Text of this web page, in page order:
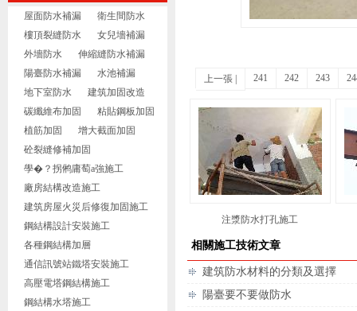
屋面防水補漏
衛生間防水
樓頂裂縫防水
女兒墻補漏
外墻防水
伸縮縫防水補漏
陽臺防水補漏
水池補漏
地下室防水
建筑加固改造
碳纖維布加固
粘貼鋼板加固
植筋加固
增大截面加固
砼裂縫修補加固
學�？拐鸺庸萄a強施工
廠房結構改造施工
建筑房屋火災后修復加固施工
鋼結構設計安裝施工
各種鋼結構加層
通信訊號站鐵塔安裝施工
高壓電塔鋼結構施工
鋼結構水塔施工
上一張 241 242 243
注漿防水打孔施工
相關施工技術文章
建筑防水材料的分類及選擇
陽臺要不要做防水